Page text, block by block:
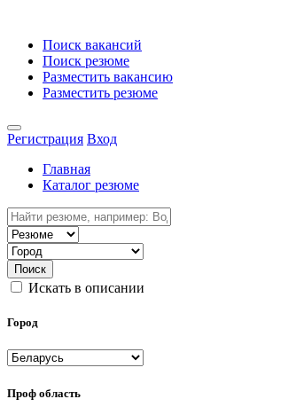
Поиск вакансий
Поиск резюме
Разместить вакансию
Разместить резюме
Регистрация Вход
Главная
Каталог резюме
Поиск
Искать в описании
Город
Проф область